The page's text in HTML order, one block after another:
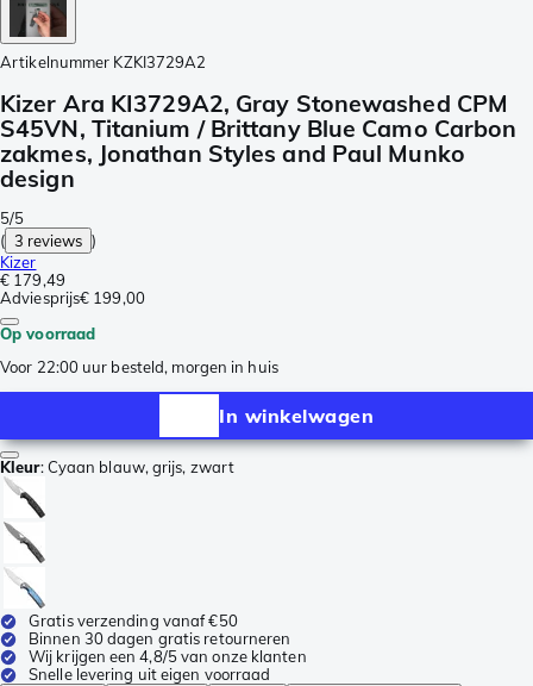
Artikelnummer KZKI3729A2
Kizer Ara KI3729A2, Gray Stonewashed CPM
S45VN, Titanium / Brittany Blue Camo Carbon
zakmes, Jonathan Styles and Paul Munko
design
5/5
( 3 reviews )
Kizer
€ 179,49
Adviesprijs€ 199,00
Op voorraad
Voor 22:00 uur besteld, morgen in huis
In winkelwagen
Kleur:Cyaan blauw, grijs, zwart
Gratis verzending vanaf €50
Binnen 30 dagen gratis retourneren
Wij krijgen een 4,8/5 van onze klanten
Snelle levering uit eigen voorraad